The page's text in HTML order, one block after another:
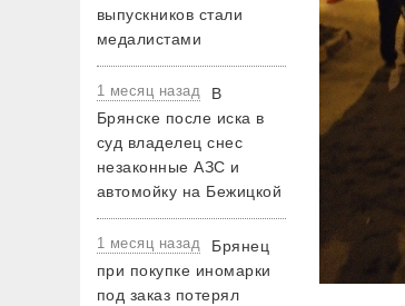
выпускников стали
медалистами
1 месяц назад
В
Брянске после иска в
суд владелец снес
незаконные АЗС и
автомойку на Бежицкой
1 месяц назад
Брянец
при покупке иномарки
под заказ потерял